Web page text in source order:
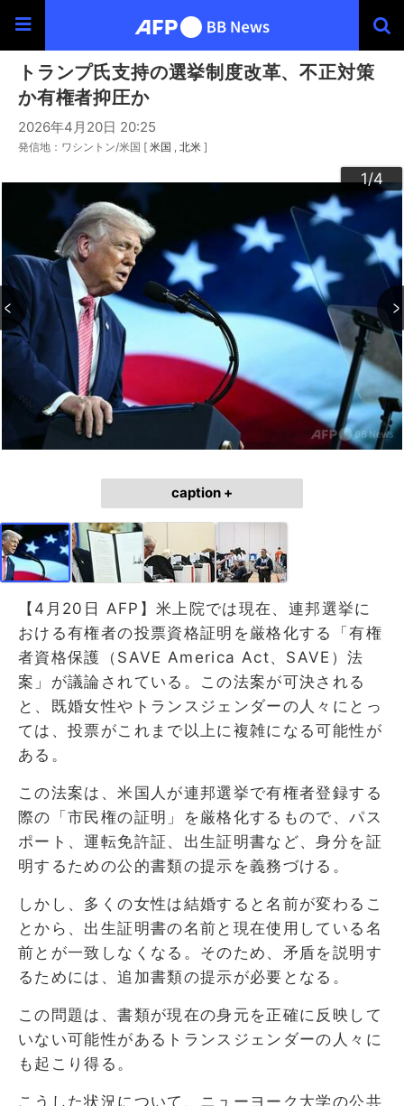
トランプ氏支持の選挙制度改革、不正対策
か有権者抑圧か
2026年4月20日 20:25
発信地：ワシントン/米国 [ 米国 北米 ]
1/4
2/4
3/4
4/4
caption +
【4月20日 AFP】米上院では現在、連邦選挙に
おける有権者の投票資格証明を厳格化する「有権
者資格保護（SAVE America Act、SAVE）法
案」が議論されている。この法案が可決される
と、既婚女性やトランスジェンダーの人々にとっ
ては、投票がこれまで以上に複雑になる可能性が
ある。
この法案は、米国人が連邦選挙で有権者登録する
際の「市民権の証明」を厳格化するもので、パス
ポート、運転免許証、出生証明書など、身分を証
明するための公的書類の提示を義務づける。
しかし、多くの女性は結婚すると名前が変わるこ
とから、出生証明書の名前と現在使用している名
前とが一致しなくなる。そのため、矛盾を説明す
るためには、追加書類の提示が必要となる。
この問題は、書類が現在の身元を正確に反映して
いない可能性があるトランスジェンダーの人々に
も起こり得る。
こうした状況について、ニューヨーク大学の公共